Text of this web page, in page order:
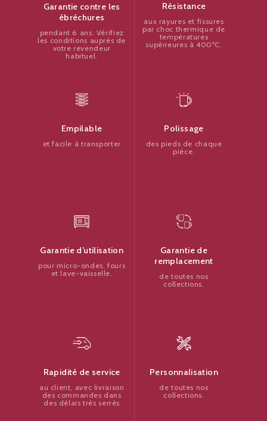
Garantie contre les
ébréchures
pendant 6 ans. Vérifiez
les conditions auprès de
votre revendeur
habituel.
Résistance
aux rayures et fissures
par choc thermique de
températures
supérieures à 400ºC.
Empilable
et facile à transporter
Polissage
des pieds de chaque
pièce.
Garantie d’utilisation
pour micro-ondes, fours
et lave-vaisselle.
Garantie de
remplacement
de toutes nos
collections.
Rapidité de service
au client, avec livraison
des commandes dans
des délais très serrés
Personnalisation
de toutes nos
collections.